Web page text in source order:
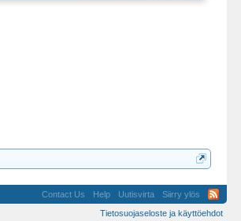
Contact Us Help Uutisvirta
Siirry ylös
Tietosuojaseloste ja käyttöehdot